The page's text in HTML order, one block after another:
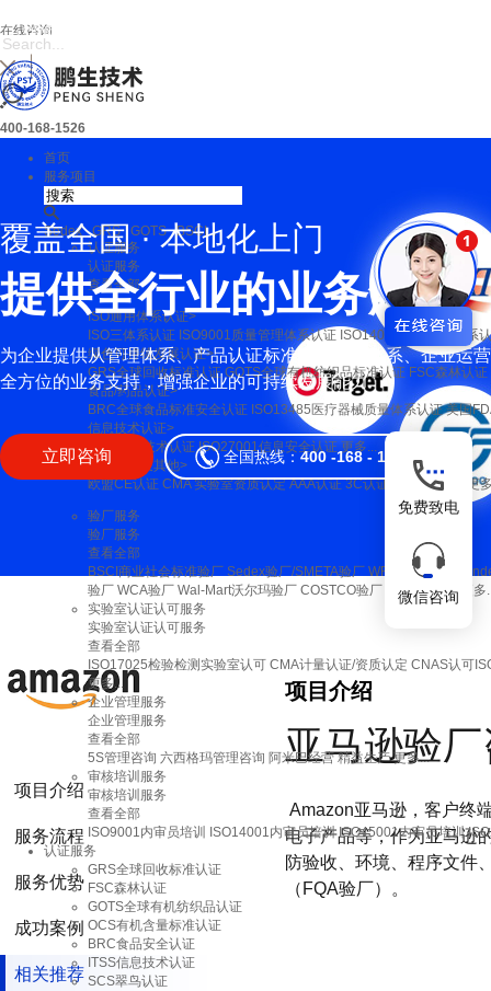
官网
在线咨询
400-168-1526
首页
服务项目
Sedex GRS GOTS BSCI...
认证服务
认证服务
查看全部
ISO通用体系认证>
ISO三体系认证 ISO9001质量管理体系认证 ISO14001环境管理体系
绿色可持续发展认证>
GRS全球回收标准认证 GOTS全球有机纺织品标准认证 FSC森林认证
食品/药品认证>
BRC全球食品标准安全认证 ISO13485医疗器械质量体系认证 美国
信息技术认证>
ITSS信息技术认证 ISO27001信息安全认证 更多...
产品认证及其他>
欧盟CE认证 CMA 实验室资质认定 AAA认证 3C认证 德国GS认证 更
验厂服务
验厂服务
查看全部
BSCI商业社会标准验厂 Sedex验厂/SMETA验厂 WRAP验厂 Higg
验厂 WCA验厂 Wal-Mart沃尔玛验厂 COSTCO验厂 C-TPAT验厂
更多
实验室认证认可服务
实验室认证认可服务
查看全部
ISO17025检验检测实验室认可 CMA计量认证/资质认定 CNAS认可
更多...
企业管理服务
企业管理服务
查看全部
5S管理咨询 六西格玛管理咨询 阿米巴经营 精益生产 更多...
审核培训服务
审核培训服务
查看全部
ISO9001内审员培训
ISO14001内审员培训 ISO45001内审员培训
认证服务
GRS全球回收标准认证
FSC森林认证
GOTS全球有机纺织品认证
OCS有机含量标准认证
BRC食品安全认证
ITSS信息技术认证
SCS翠鸟认证
覆盖全国 · 本地化上门
提供全行业的业务解决
为企业提供从管理体系、产品认证标准、供应链体系、企业运
全方位的业务支持，增强企业的可持续发展能力
立即咨询 全国热线：400 -168 - 1526
项目介绍
服务流程
服务优势
成功案例
相关推荐
项目介绍
亚马逊验
Amazon亚马逊，客户终
电子产品等，作为亚马逊
防验收、环境、程序文件
（FQA验厂）。
免费致电
微信咨询